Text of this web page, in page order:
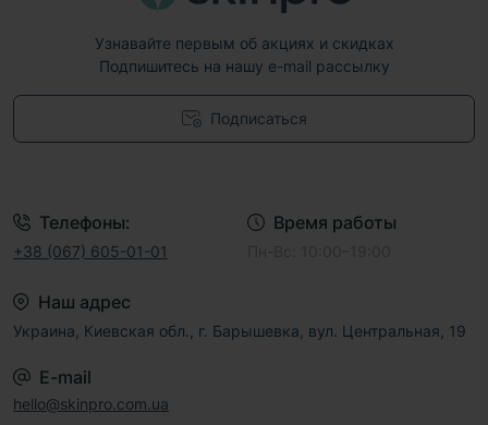
Узнавайте первым об акциях и скидках
Подпишитесь на нашу e-mail рассылку
Подписаться
Телефоны:
+38 (067) 605-01-01
Время работы
Наш адрес
Украина, Киевская обл., г. Барышевка, вул. Центральная, 19
E-mail
hello@skinpro.com.ua